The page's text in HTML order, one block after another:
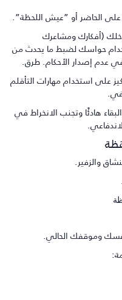
الحاضر أو ​​”عيش اللحظة”.
(أفكارك ومشاعرك
حواسك لضبط ما يحدث من
إصدار الأحكام. طرق.
استخدام مهارات التأقلم
هادئًا وتجنب الانخراط في
والزفير.
وموقفك الحالي.